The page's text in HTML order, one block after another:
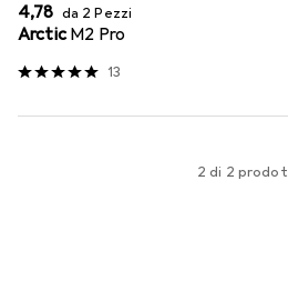
EUR
4,78 da 2 Pezzi
Arctic M2 Pro
13
2 di 2